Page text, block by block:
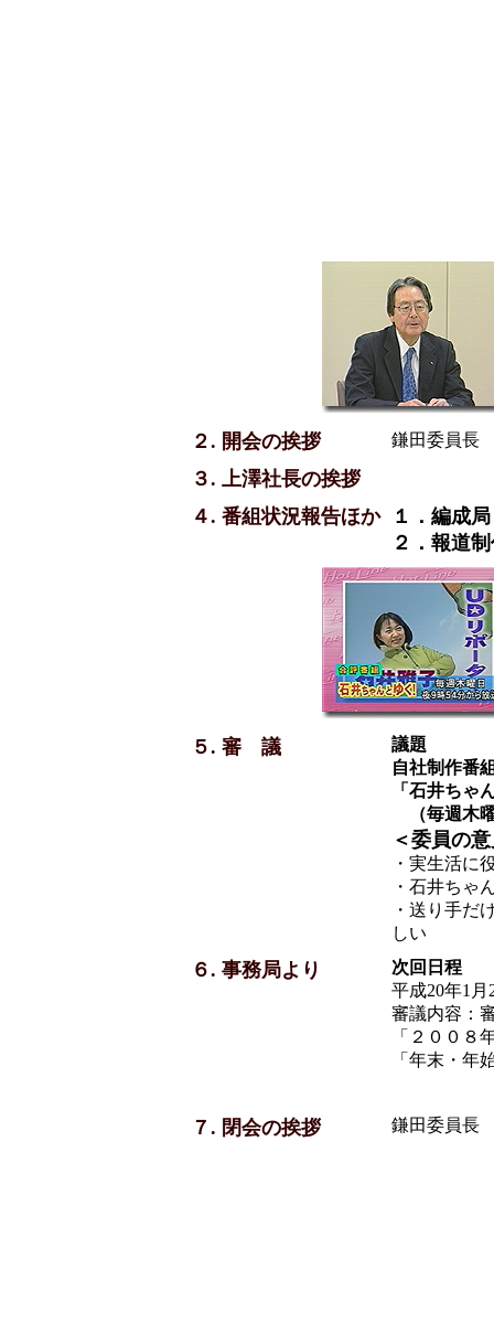
２. 開会の挨拶 鎌田委員長
３. 上澤社長の挨拶
４. 番組状況報告ほか
１．編成局
２．報道
５. 審 議
議題
自社制作番
「石井ちゃ
（毎週木
＜委員の
・実生活に
・石井ちゃ
・送り手だ
しい
６. 事務局より
次回日程
平成20年1
審議内容：
「２００８
「年末・年
７. 閉会の挨拶 鎌田委員長